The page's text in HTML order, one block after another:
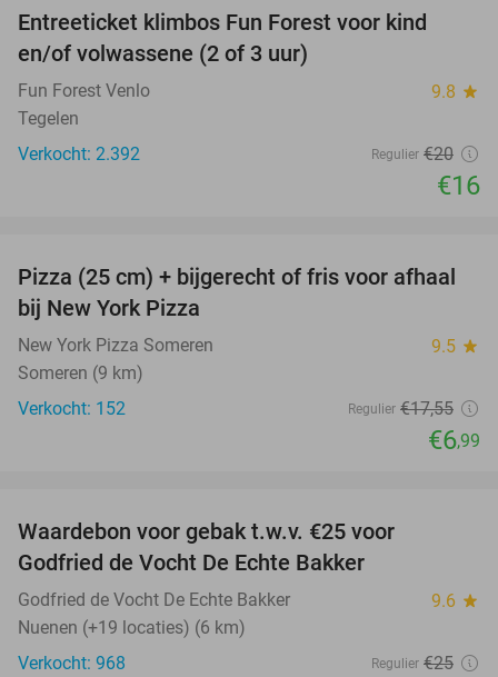
Entreeticket klimbos Fun Forest voor kind
en/of volwassene (2 of 3 uur)
Fun Forest Venlo 9.8 star
Tegelen
Verkocht: 2.392
Regulier €20
€16
60%
Pizza (25 cm) + bijgerecht of fris voor afhaal
bij New York Pizza
New York Pizza Someren 9.5 star
Someren (9 km)
Verkocht: 152
Regulier €17,55
€6,99
Waardebon voor gebak t.w.v. €25 voor
Godfried de Vocht De Echte Bakker
Godfried de Vocht De Echte Bakker 9.6 star
Nuenen (+19 locaties) (6 km)
Verkocht: 968
Regulier €25